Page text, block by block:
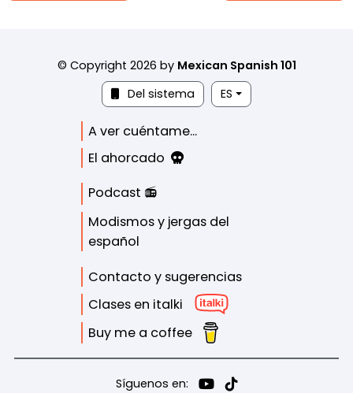
© Copyright 2026 by Mexican Spanish 101
Del sistema
ES
A ver cuéntame...
El ahorcado
Podcast 📻
Modismos y jergas del
español
Contacto y sugerencias
Clases en italki
Buy me a coffee
Síguenos en: